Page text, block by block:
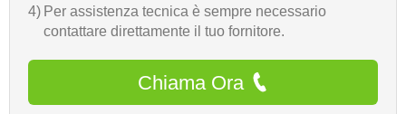
4) Per assistenza tecnica è sempre necessario
contattare direttamente il tuo fornitore.
Chiama Ora